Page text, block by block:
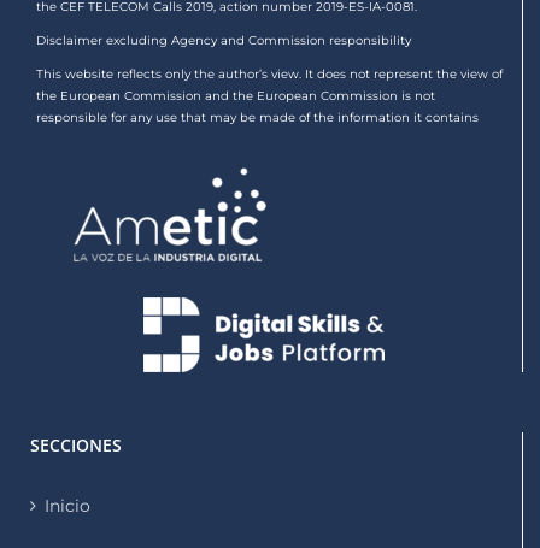
the CEF TELECOM Calls 2019, action number 2019-ES-IA-0081.
Disclaimer excluding Agency and Commission responsibility
This website reflects only the author’s view. It does not represent the view of
the European Commission and the European Commission is not
responsible for any use that may be made of the information it contains
SECCIONES
Inicio